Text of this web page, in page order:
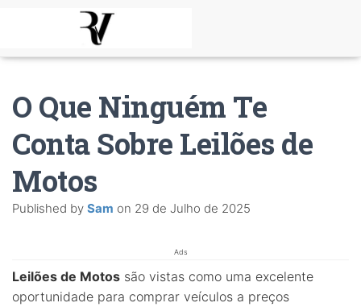
O Que Ninguém Te
Conta Sobre Leilões de
Motos
Published by Sam on 29 de Julho de 2025
Ads
Leilões de Motos são vistas como uma excelente
oportunidade para comprar veículos a preços